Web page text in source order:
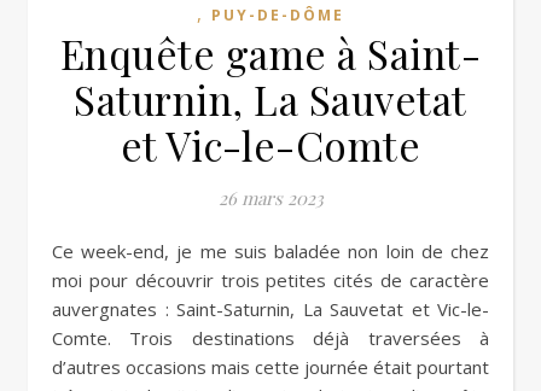
, PUY-DE-DÔME
Enquête game à Saint-
Saturnin, La Sauvetat
et Vic-le-Comte
26 mars 2023
Ce week-end, je me suis baladée non loin de chez
moi pour découvrir trois petites cités de caractère
auvergnates : Saint-Saturnin, La Sauvetat et Vic-le-
Comte. Trois destinations déjà traversées à
d’autres occasions mais cette journée était pourtant